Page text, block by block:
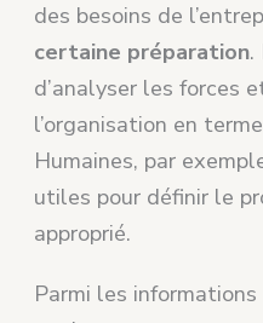
des besoins de
certaine préparation.
d’analyser les forces
l’organisation en
Humaines, par
utiles pour définir le
approprié.
Parmi les